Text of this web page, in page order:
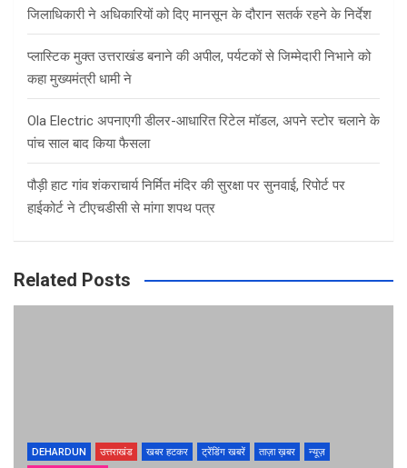
जिलाधिकारी ने अधिकारियों को दिए मानसून के दौरान सतर्क रहने के निर्देश
प्लास्टिक मुक्त उत्तराखंड बनाने की अपील, पर्यटकों से जिम्मेदारी निभाने को
कहा मुख्यमंत्री धामी ने
Ola Electric अपनाएगी डीलर-आधारित रिटेल मॉडल, अपने स्टोर चलाने के
पांच साल बाद किया फैसला
पौड़ी हाट गांव शंकराचार्य निर्मित मंदिर की सुरक्षा पर सुनवाई, रिपोर्ट पर
हाईकोर्ट ने टीएचडीसी से मांगा शपथ पत्र
Related Posts
DEHARDUN उत्तराखंड खबर हटकर ट्रेंडिंग खबरें ताज़ा ख़बर
न्यूज़